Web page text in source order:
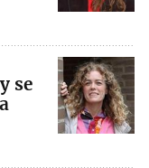
se